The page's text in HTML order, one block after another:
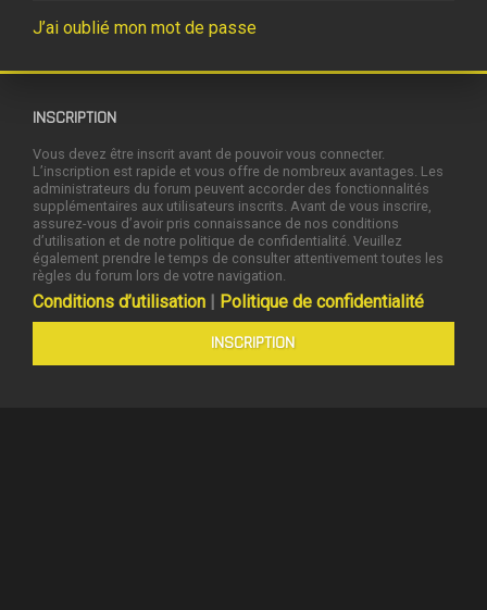
J’ai oublié mon mot de passe
INSCRIPTION
Vous devez être inscrit avant de pouvoir vous connecter.
L’inscription est rapide et vous offre de nombreux avantages. Les
administrateurs du forum peuvent accorder des fonctionnalités
supplémentaires aux utilisateurs inscrits. Avant de vous inscrire,
assurez-vous d’avoir pris connaissance de nos conditions
d’utilisation et de notre politique de confidentialité. Veuillez
également prendre le temps de consulter attentivement toutes les
règles du forum lors de votre navigation.
Conditions d’utilisation | Politique de confidentialité
INSCRIPTION